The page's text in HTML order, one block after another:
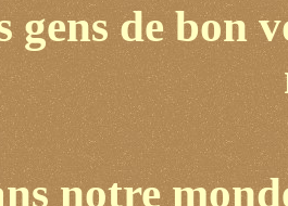
gens de bon
notre